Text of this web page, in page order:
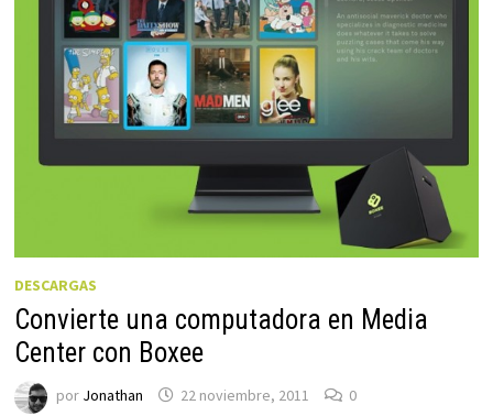
DESCARGAS
Convierte una computadora en Media
Center con Boxee
por Jonathan 22 noviembre, 2011 0